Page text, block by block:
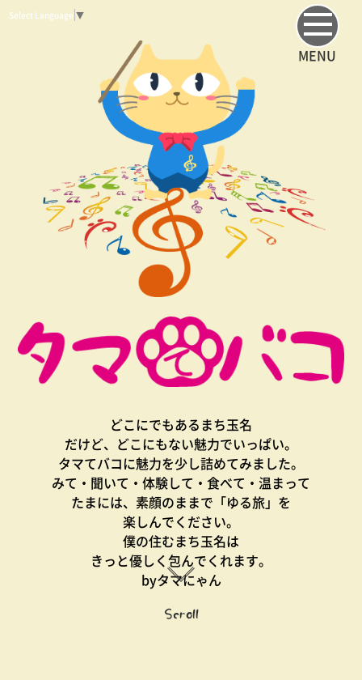
MENU
Select Language ▼
どこにでもあるまち玉名
だけど、どこにもない魅力でいっぱい。
タマてバコに魅力を少し詰めてみました。
みて・聞いて・体験して・食べて・温まって
たまには、素顔のままで「ゆる旅」を
楽しんでください。
僕の住むまち玉名は
きっと優しく包んでくれます。
byタマにゃん
Scroll